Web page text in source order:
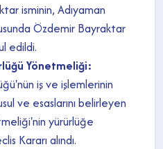
isminin, Adıyaman
Özdemir Bayraktar
edildi.
Yönetmeliği:
iş ve işlemlerinin
ve esaslarını belirleyen
yürürlüğe
Kararı alındı.